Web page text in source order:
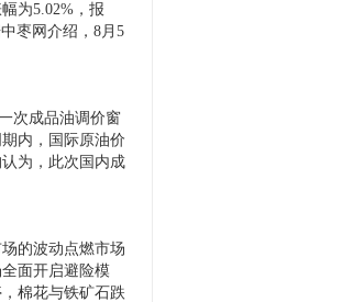
为5.02%，报
网介绍，8月5
次成品油调价窗
内，国际原油价
为，此次国内成
的波动点燃市场
面开启避险模
棉花与铁矿石跌